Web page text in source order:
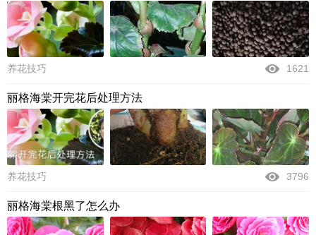
养花技巧 1621
丽格海棠开完花后处理方法
养花技巧 3796
丽格海棠根黑了怎么办